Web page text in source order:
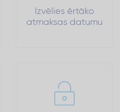
Izvēlies ērtāko
atmaksas datumu